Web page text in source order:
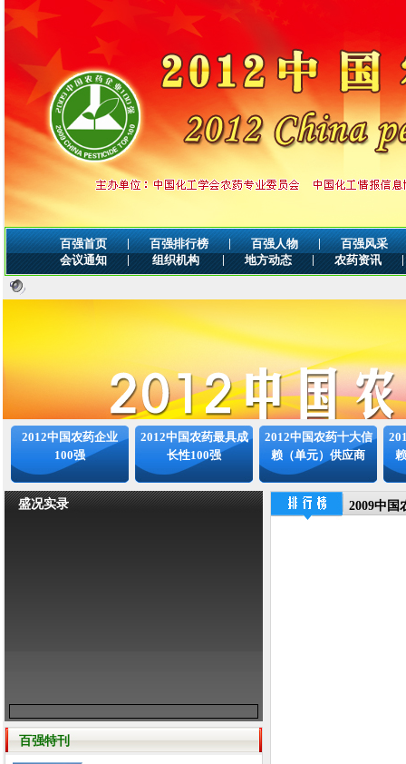
百强首页 | 百强排行榜 | 百强人物 |
百强风采
会议通知
| 组织机构 | 地方动态 | 农药资讯 |
2012中国农药企业
100强
2012中国农药最具成
长性100强
2012中国农药十大信
赖（单元）供应商
盛况实录
百强特刊
2009中国